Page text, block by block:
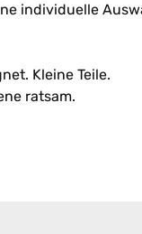
individuelle
Kleine Teile.
ratsam.